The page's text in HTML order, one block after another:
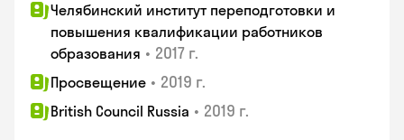
Челябинский институт переподготовки и
повышения квалификации работников
образования • 2017 г.
Просвещение • 2019 г.
British Council Russia • 2019 г.